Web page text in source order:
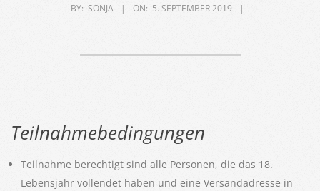
BY: SONJA ON: 5. SEPTEMBER 2019
Teilnahmebedingungen
Teilnahme berechtigt sind alle Personen, die das 18.
Lebensjahr vollendet haben und eine Versandadresse in